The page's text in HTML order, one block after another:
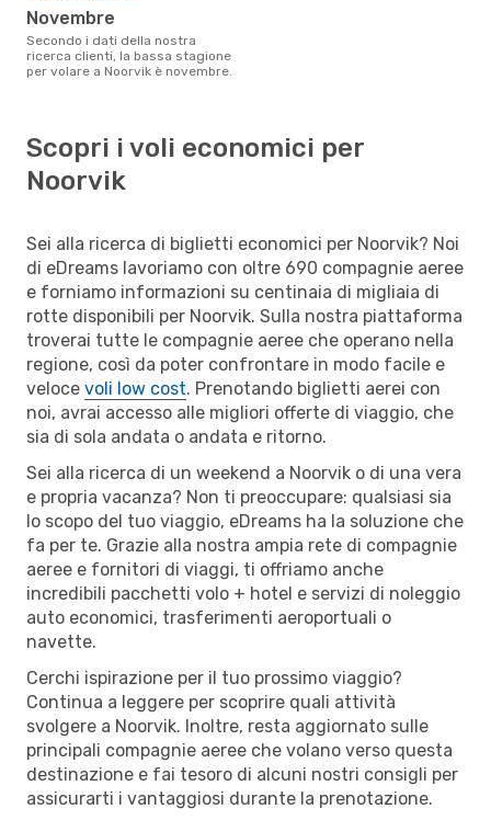
novembre
Secondo i dati della nostra
ricerca clienti, la bassa stagione
per volare a Noorvik è novembre.
Scopri i voli economici per
Noorvik
Sei alla ricerca di biglietti economici per Noorvik? Noi
di eDreams lavoriamo con oltre 690 compagnie aeree
e forniamo informazioni su centinaia di migliaia di
rotte disponibili per Noorvik. Sulla nostra piattaforma
troverai tutte le compagnie aeree che operano nella
regione, così da poter confrontare in modo facile e
veloce voli low cost. Prenotando biglietti aerei con
noi, avrai accesso alle migliori offerte di viaggio, che
sia di sola andata o andata e ritorno.
Sei alla ricerca di un weekend a Noorvik o di una vera
e propria vacanza? Non ti preoccupare: qualsiasi sia
lo scopo del tuo viaggio, eDreams ha la soluzione che
fa per te. Grazie alla nostra ampia rete di compagnie
aeree e fornitori di viaggi, ti offriamo anche
incredibili pacchetti volo + hotel e servizi di noleggio
auto economici, trasferimenti aeroportuali o
navette.
Cerchi ispirazione per il tuo prossimo viaggio?
Continua a leggere per scoprire quali attività
svolgere a Noorvik. Inoltre, resta aggiornato sulle
principali compagnie aeree che volano verso questa
destinazione e fai tesoro di alcuni nostri consigli per
assicurarti i vantaggiosi durante la prenotazione.